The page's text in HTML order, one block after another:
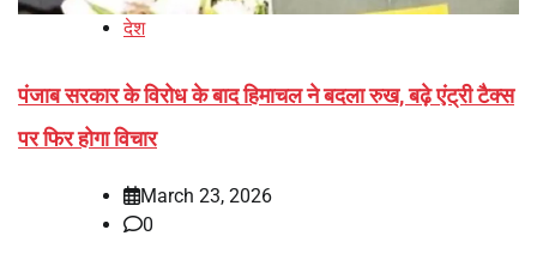
देश
पंजाब सरकार के विरोध के बाद हिमाचल ने बदला रुख, बढ़े एंट्री टैक्स
पर फिर होगा विचार
March 23, 2026
0